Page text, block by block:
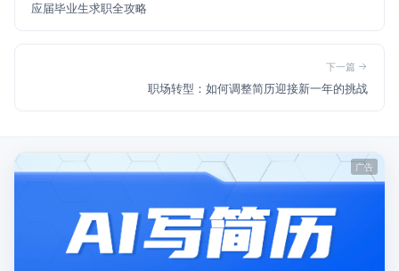
应届毕业生求职全攻略
下一篇
职场转型：如何调整简历迎接新一年的挑战